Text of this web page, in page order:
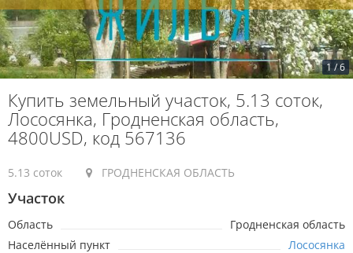
1 /6
Купить земельный участок, 5.13 соток,
Лососянка, Гродненская область,
4800USD, код 567136
5.13 соток ГРОДНЕНСКАЯ ОБЛАСТЬ
Участок
Область
Гродненская область
Населённый пункт
Лососянка